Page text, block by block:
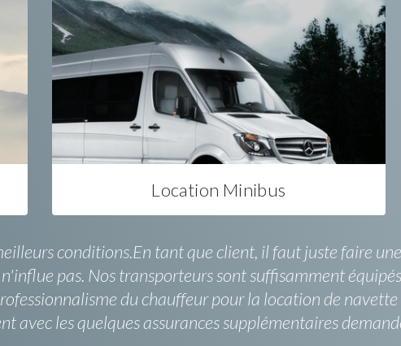
Location Minibus
conditions.En tant que client, il faut juste faire
pas. Nos transporteurs sont suffisamment
du chauffeur pour la location de
avec les quelques assurances supplémentaires